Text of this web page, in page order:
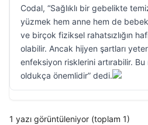
Codal, “Sağlıklı bir gebelikte
yüzmek hem anne hem de
ve birçok fiziksel rahatsızlığın
olabilir. Ancak hijyen şartları
enfeksiyon risklerini artırabilir.
oldukça önemlidir” dedi.
1 yazı görüntüleniyor (toplam 1)